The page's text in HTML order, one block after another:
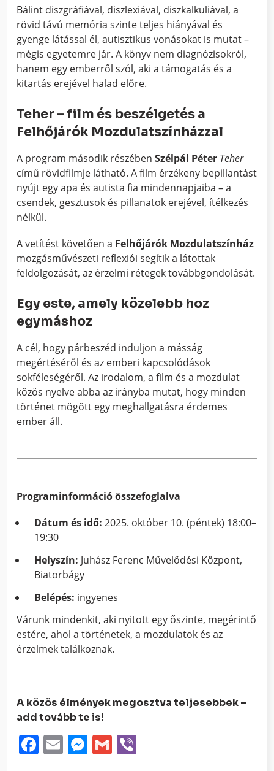
Bálint diszgráfiával, diszlexiával, diszkalkuliával, a
rövid távú memória szinte teljes hiányával és
gyenge látással él, autisztikus vonásokat is mutat –
mégis egyetemre jár. A könyv nem diagnózisokról,
hanem egy emberről szól, aki a támogatás és a
kitartás erejével halad előre.
Teher – film és beszélgetés a
Felhőjárók Mozdulatszínházzal
A program második részébenSzélpál Péter Teher
című rövidfilmje látható. A film érzékeny bepillantást
nyújt egy apa és autista fia mindennapjaiba – a
csendek, gesztusok és pillanatok erejével, ítélkezés
nélkül.
A vetítést követően a Felhőjárók Mozdulatszínház
mozgásművészeti reflexiói segítik a látottak
feldolgozását, az érzelmi rétegek továbbgondolását.
Egy este, amely közelebb hoz
egymáshoz
A cél, hogy párbeszéd induljon a másság
megértéséről és az emberi kapcsolódások
sokféleségéről. Az irodalom, a film és a mozdulat
közös nyelve abba az irányba mutat, hogy minden
történet mögött egy meghallgatásra érdemes
ember áll.
Programinformáció összefoglalva
Dátum és idő: 2025. október 10. (péntek) 18:00–
19:30
Helyszín: Juhász Ferenc Művelődési Központ,
Biatorbágy
Belépés: ingyenes
Várunk mindenkit, aki nyitott egy őszinte, megérintő
estére, ahol a történetek, a mozdulatok és az
érzelmek találkoznak.
A közös élmények megosztva teljesebbek –
add tovább te is!
Facebook
EmailMessenger
Gmail